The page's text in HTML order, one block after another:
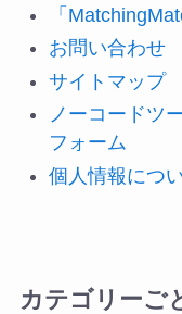
「
お問い合わせ
サイトマップ
ノーコードツ
フォーム
個人情報につ
カテゴリーご